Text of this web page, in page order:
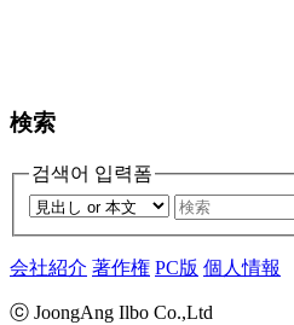
検索
검색어 입력폼
会社紹介 著作権 PC版 個人情報
ⓒ JoongAng Ilbo Co.,Ltd